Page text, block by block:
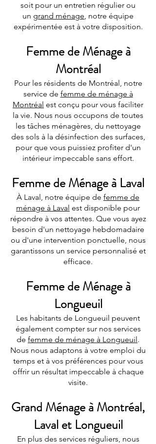
soit pour un entretien régulier ou
un grand ménage, notre équipe
expérimentée est à votre disposition.
Femme de Ménage à
Montréal
Pour les résidents de Montréal, notre
service de femme de ménage à
Montréal est conçu pour vous faciliter
la vie. Nous nous occupons de toutes
les tâches ménagères, du nettoyage
des sols à la désinfection des surfaces,
pour que vous puissiez profiter d'un
intérieur impeccable sans effort.
Femme de Ménage à Laval
À Laval, notre équipe de femme de
ménage à Laval est disponible pour
répondre à vos attentes. Que vous ayez
besoin d'un nettoyage hebdomadaire
ou d'une intervention ponctuelle, nous
garantissons un service personnalisé et
efficace.
Femme de Ménage à
Longueuil
Les habitants de Longueuil peuvent
également compter sur nos services
de femme de ménage à Longueuil.
Nous nous adaptons à votre emploi du
temps et à vos préférences pour vous
offrir un résultat impeccable à chaque
visite.
Grand Ménage à Montréal,
Laval et Longueuil
En plus des services réguliers, nous